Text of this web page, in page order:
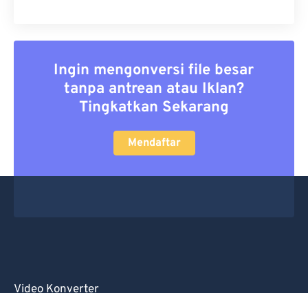
Ingin mengonversi file besar
tanpa antrean atau Iklan?
Tingkatkan Sekarang
Mendaftar
Video Konverter